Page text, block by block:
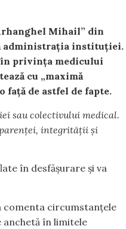
Mihail” din
administrația instituției.
în privința medicului
cu „maximă
de astfel de fapte.
sau colectivului medical.
integrității și
în desfășurare și va
comenta circumstanțele
anchetă în limitele